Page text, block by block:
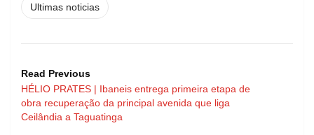
Ultimas noticias
Read Previous
HÉLIO PRATES | Ibaneis entrega primeira etapa de
obra recuperação da principal avenida que liga
Ceilândia a Taguatinga